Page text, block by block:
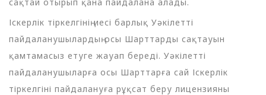
Іскерлік тіркелгінің иесі барлық Уәкілетті
пайдаланушылардың осы Шарттарды сақтауын
қамтамасыз етуге жауап береді. Уәкілетті
пайдаланушыларға осы Шарттарға сай Іскерлік
тіркелгіні пайдалануға рұқсат беру лицензияны